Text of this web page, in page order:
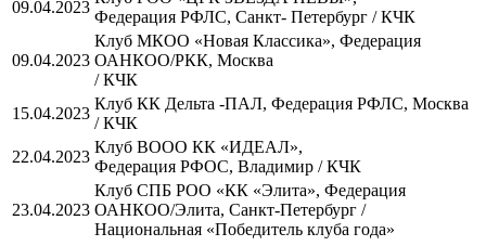
09.04.2023
Федерация РФЛС, Санкт- Петербург / КЧК
09.04.2023
Клуб МКОО «Новая Классика», Федерация
ОАНКОО/РКК, Москва
/ КЧК
15.04.2023
Клуб КК Дельта -ПАЛ, Федерация РФЛС, Москва
/ КЧК
22.04.2023
Клуб ВООО КК «ИДЕАЛ»,
Федерация РФОС, Владимир / КЧК
23.04.2023
Клуб СПБ РОО «КК «Элита», Федерация
ОАНКОО/Элита, Санкт-Петербург /
Национальная «Победитель клуба года»